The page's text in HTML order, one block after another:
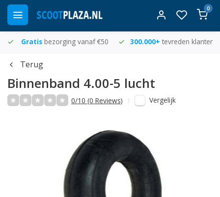
0
Gratis bezorging vanaf €50 300.000+ tevreden klanten
Terug
Binnenband 4.00-5 lucht
0/10 (0 Reviews) Vergelijk